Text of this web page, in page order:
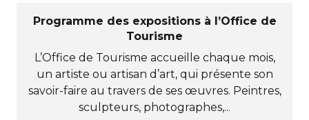
Programme des expositions à l’Office de
Tourisme
L’Office de Tourisme accueille chaque mois,
un artiste ou artisan d’art, qui présente son
savoir-faire au travers de ses œuvres. Peintres,
sculpteurs, photographes,...